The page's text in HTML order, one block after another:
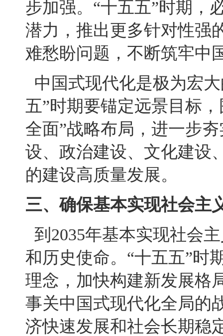
步加强。“十五五”时期，
潜力，推出更多针对性强
难愁盼问题，不断筑牢中
中国式现代化是极为宏
五”时期要锚定远景目标
全面”战略布局，进一步
设、政治建设、文化建设
的建设高质量发展。
三、确保基本实现社会主
到2035年基本实现社会
和历史使命。“十五五”时
理念，加快构建新发展格
事关中国式现代化全局的
济快速发展和社会长期稳